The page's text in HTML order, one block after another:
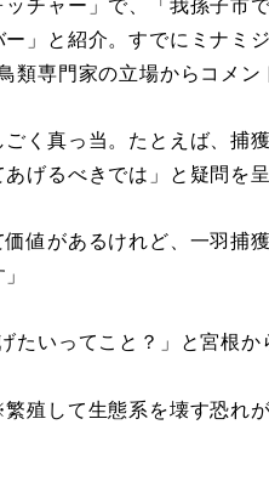
チャー」で、「我孫子市
」と紹介。すでにミナミ
類専門家の立場からコメン
く真っ当。たとえば、捕
げるべきでは」と疑問を呈
値があるけれど、一羽捕
いってこと？」と宮根か
殖して生態系を壊す恐れ